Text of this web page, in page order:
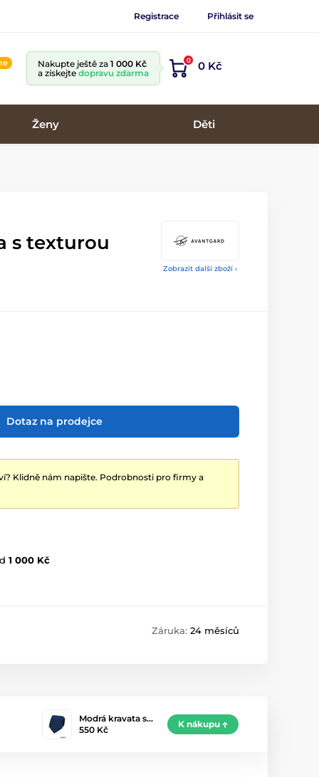
Registrace Přihlásit se
Nakupte ještě za 1 000 Kč
a získejte dopravu zdarma
0 0 Kč
Ženy Děti
Zobrazit další zboží ›
s texturou
Dotaz na prodejce
Klidně nám napište. Podrobnosti pro firmy a
1 000 Kč
Záruka: 24 měsíců
Modrá kravata s…
550 Kč
K nákupu